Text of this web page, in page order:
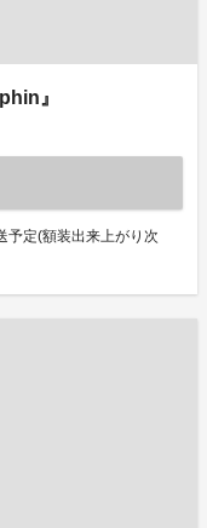
』
予定(額装出来上がり次